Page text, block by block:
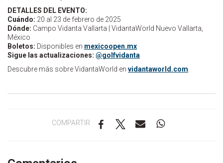
DETALLES DEL EVENTO:
Cuándo: 20 al 23 de febrero de 2025
Dónde: Campo Vidanta Vallarta | VidantaWorld Nuevo Vallarta,
México
Boletos: Disponibles en mexicoopen.mx
Sigue las actualizaciones: @golfvidanta
Descubre más sobre VidantaWorld en vidantaworld.com
COMPARTIR